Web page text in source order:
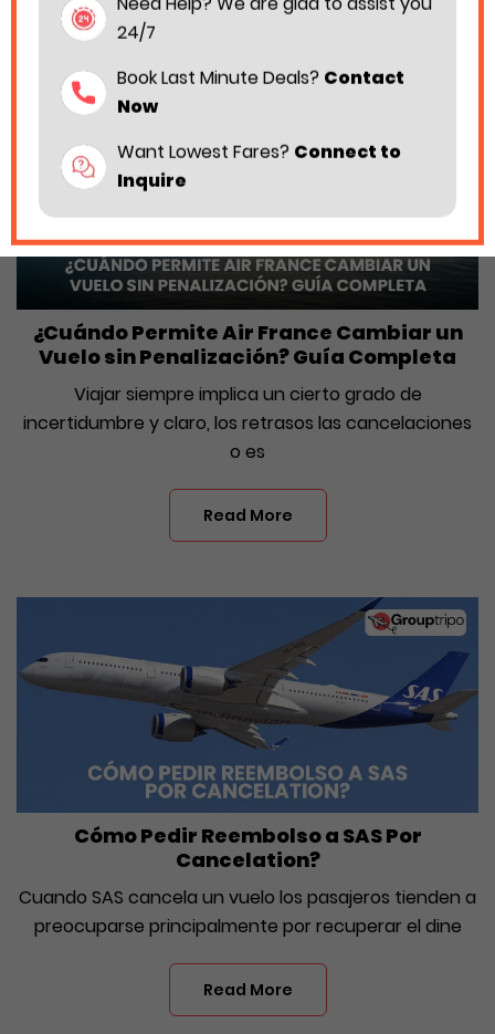
Business Class Deals
Business class upgrade
¿Cuándo Permite Air France Cambiar un
Vuelo sin Penalización? Guía Completa
Viajar siempre implica un cierto grado de
incertidumbre y claro, los retrasos las cancelaciones
o es
Read More
Cómo Pedir Reembolso a SAS Por
Cancelation?
Cuando SAS cancela un vuelo los pasajeros tienden a
preocuparse principalmente por recuperar el dine
Read More
24/7
Book Last Minute Deals? Contact
Now
Want Lowest Fares? Connect to
Inquire